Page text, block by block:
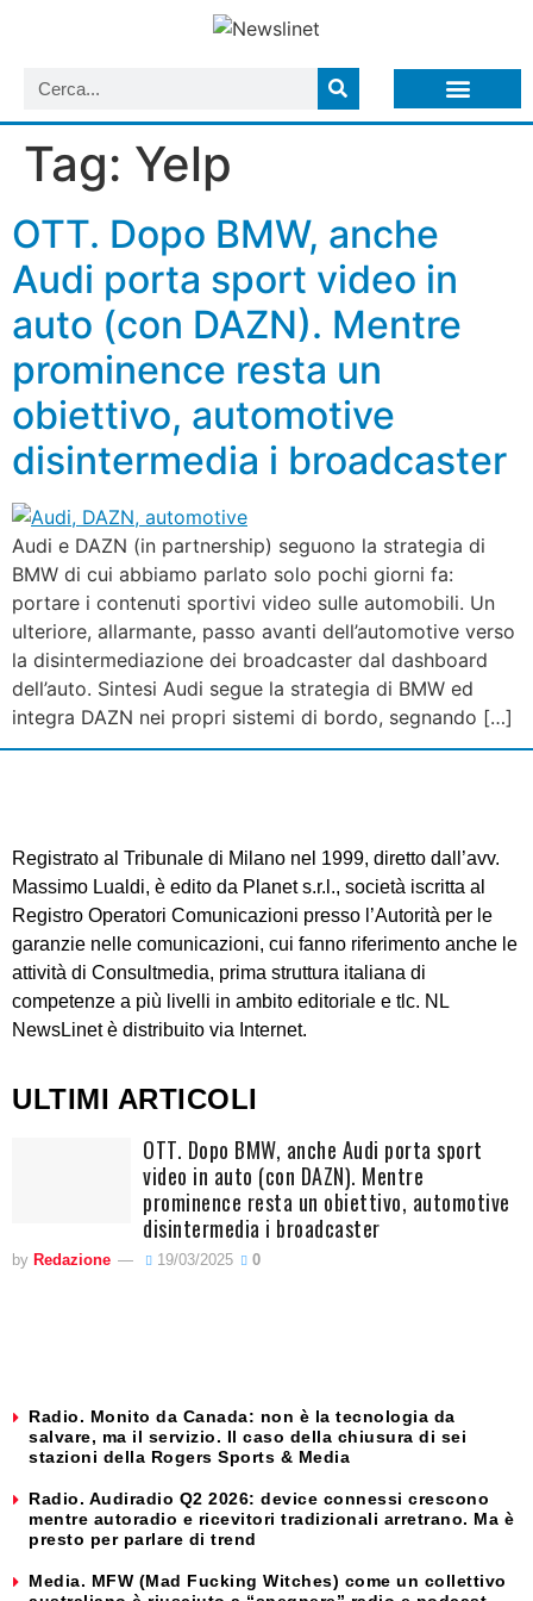
Tag: Yelp
OTT. Dopo BMW, anche
Audi porta sport video in
auto (con DAZN). Mentre
prominence resta un
obiettivo, automotive
disintermedia i broadcaster
Audi e DAZN (in partnership) seguono la strategia di
BMW di cui abbiamo parlato solo pochi giorni fa:
portare i contenuti sportivi video sulle automobili. Un
ulteriore, allarmante, passo avanti dell’automotive verso
la disintermediazione dei broadcaster dal dashboard
dell’auto. Sintesi Audi segue la strategia di BMW ed
integra DAZN nei propri sistemi di bordo, segnando […]
Registrato al Tribunale di Milano nel 1999, diretto dall’avv.
Massimo Lualdi, è edito da Planet s.r.l., società iscritta al
Registro Operatori Comunicazioni presso l’Autorità per le
garanzie nelle comunicazioni, cui fanno riferimento anche le
attività di Consultmedia, prima struttura italiana di
competenze a più livelli in ambito editoriale e tlc. NL
NewsLinet è distribuito via Internet.
ULTIMI ARTICOLI
OTT. Dopo BMW, anche Audi porta sport
video in auto (con DAZN). Mentre
prominence resta un obiettivo, automotive
disintermedia i broadcaster
by Redazione 19/03/2025 0
Radio. Monito da Canada: non è la tecnologia da
salvare, ma il servizio. Il caso della chiusura di sei
stazioni della Rogers Sports & Media
Radio. Audiradio Q2 2026: device connessi crescono
mentre autoradio e ricevitori tradizionali arretrano. Ma è
presto per parlare di trend
Media. MFW (Mad Fucking Witches) come un collettivo